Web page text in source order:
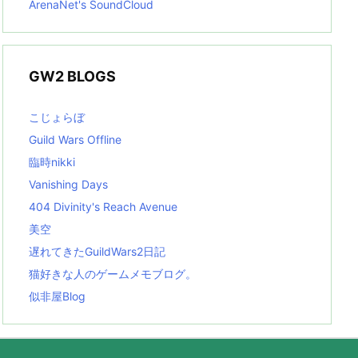
ArenaNet's SoundCloud
GW2 BLOGS
こじょらぼ
Guild Wars Offline
臨時nikki
Vanishing Days
404 Divinity's Reach Avenue
美空
遅れてきたGuildWars2日記
猫好きな人のゲームメモブログ。
似非屋Blog